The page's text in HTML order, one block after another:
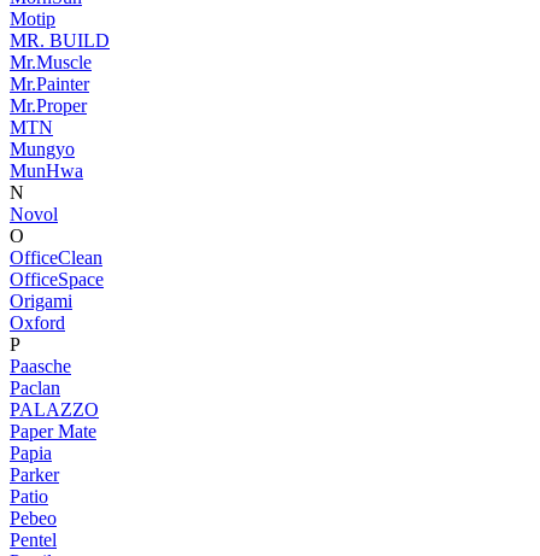
Motip
MR. BUILD
Mr.Muscle
Mr.Painter
Mr.Proper
MTN
Mungyo
MunHwa
N
Novol
O
OfficeClean
OfficeSpace
Origami
Oxford
P
Paasche
Paclan
PALAZZO
Paper Mate
Papia
Parker
Patio
Pebeo
Pentel